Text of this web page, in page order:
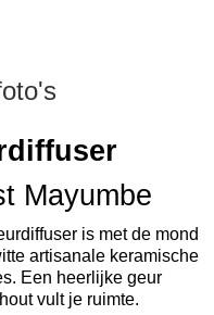
Mayumbe
is met de mond
artisanale keramische
Een heerlijke geur
vult je ruimte.